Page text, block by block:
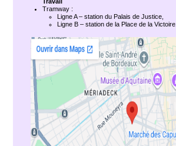
Tramway :
Ligne A – station du Palais de Justice,
Ligne B – station de la Place de la Victoire.